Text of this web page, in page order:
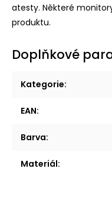
atesty. Některé
produktu.
Doplňkové
Kategorie:
EAN:
Barva:
Materiál: